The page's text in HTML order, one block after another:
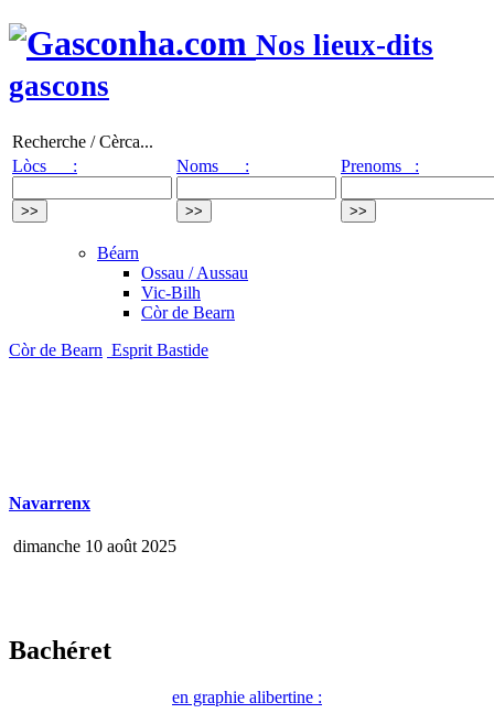
Nos lieux-dits
gascons
Recherche / Cèrca...
Lòcs :
Noms : Prenoms :
Béarn
Ossau / Aussau
Vic-Bilh
Còr de Bearn
Còr de Bearn Esprit Bastide
Navarrenx
dimanche 10 août 2025
Bachéret
en graphie alibertine :